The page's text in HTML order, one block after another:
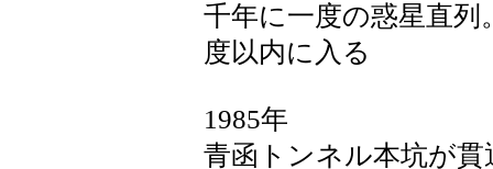
千年に一度の惑星直
度以内に入る
1985年
青函トンネル本坑が貫